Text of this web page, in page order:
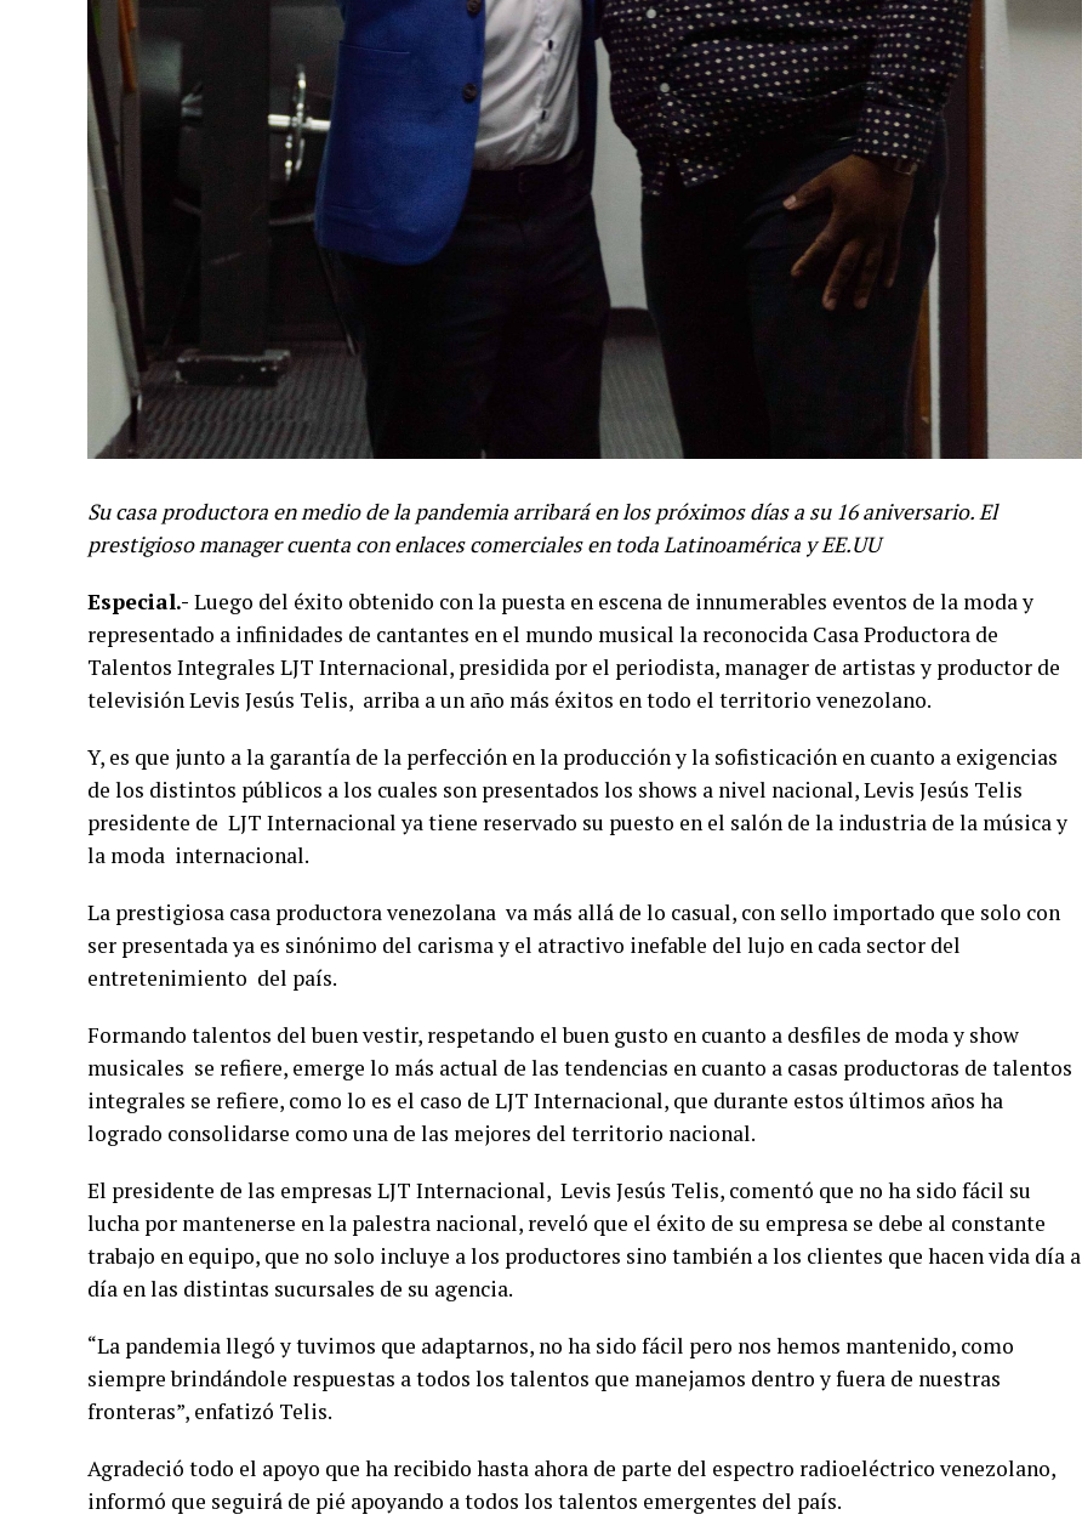
Su casa productora en medio de la pandemia arribará en los próximos días a su 16 aniversario. El
prestigioso manager cuenta con enlaces comerciales en toda Latinoamérica y EE.UU
Especial.- Luego del éxito obtenido con la puesta en escena de innumerables eventos de la moda y
representado a infinidades de cantantes en el mundo musical la reconocida Casa Productora de
Talentos Integrales LJT Internacional, presidida por el periodista, manager de artistas y productor de
televisión Levis Jesús Telis, arriba a un año más éxitos en todo el territorio venezolano.
Y, es que junto a la garantía de la perfección en la producción y la sofisticación en cuanto a exigencias
de los distintos públicos a los cuales son presentados los shows a nivel nacional, Levis Jesús Telis
presidente de LJT Internacional ya tiene reservado su puesto en el salón de la industria de la música y
la moda internacional.
La prestigiosa casa productora venezolana va más allá de lo casual, con sello importado que solo con
ser presentada ya es sinónimo del carisma y el atractivo inefable del lujo en cada sector del
entretenimiento del país.
Formando talentos del buen vestir, respetando el buen gusto en cuanto a desfiles de moda y show
musicales se refiere, emerge lo más actual de las tendencias en cuanto a casas productoras de talentos
integrales se refiere, como lo es el caso de LJT Internacional, que durante estos últimos años ha
logrado consolidarse como una de las mejores del territorio nacional.
El presidente de las empresas LJT Internacional, Levis Jesús Telis, comentó que no ha sido fácil su
lucha por mantenerse en la palestra nacional, reveló que el éxito de su empresa se debe al constante
trabajo en equipo, que no solo incluye a los productores sino también a los clientes que hacen vida día a
día en las distintas sucursales de su agencia.
“La pandemia llegó y tuvimos que adaptarnos, no ha sido fácil pero nos hemos mantenido, como
siempre brindándole respuestas a todos los talentos que manejamos dentro y fuera de nuestras
fronteras”, enfatizó Telis.
Agradeció todo el apoyo que ha recibido hasta ahora de parte del espectro radioeléctrico venezolano,
informó que seguirá de pié apoyando a todos los talentos emergentes del país.